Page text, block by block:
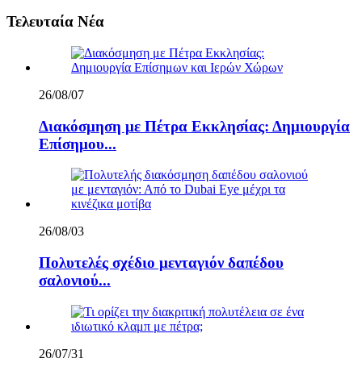
Τελευταία Νέα
26/08/07
Διακόσμηση με Πέτρα Εκκλησίας: Δημιουργία
Επίσημου...
26/08/03
Πολυτελές σχέδιο μενταγιόν δαπέδου
σαλονιού...
26/07/31